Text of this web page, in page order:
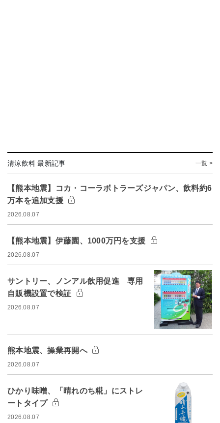
清涼飲料 最新記事 一覧 >
【熊本地震】コカ・コーラボトラーズジャパン、飲料約6
万本を追加支援
2026.08.07
【熊本地震】伊藤園、1000万円を支援
2026.08.07
サントリー、ノンアル飲用促進 専用
自販機設置で検証
2026.08.07
熊本地震、操業再開へ
2026.08.07
ひかり味噌、「晴れのち糀」にストレ
ートタイプ
2026.08.07